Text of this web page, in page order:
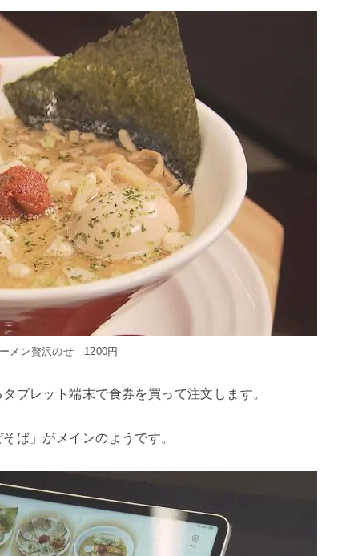
メン贅沢のせ 1200円
ブレット端末で食券を買って注文します。
ば」がメインのようです。